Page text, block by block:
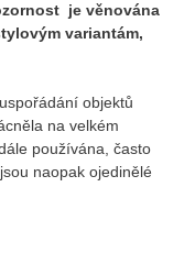
je věnována
variantám,
objektů
na velkém
používána, často
naopak ojedinělé